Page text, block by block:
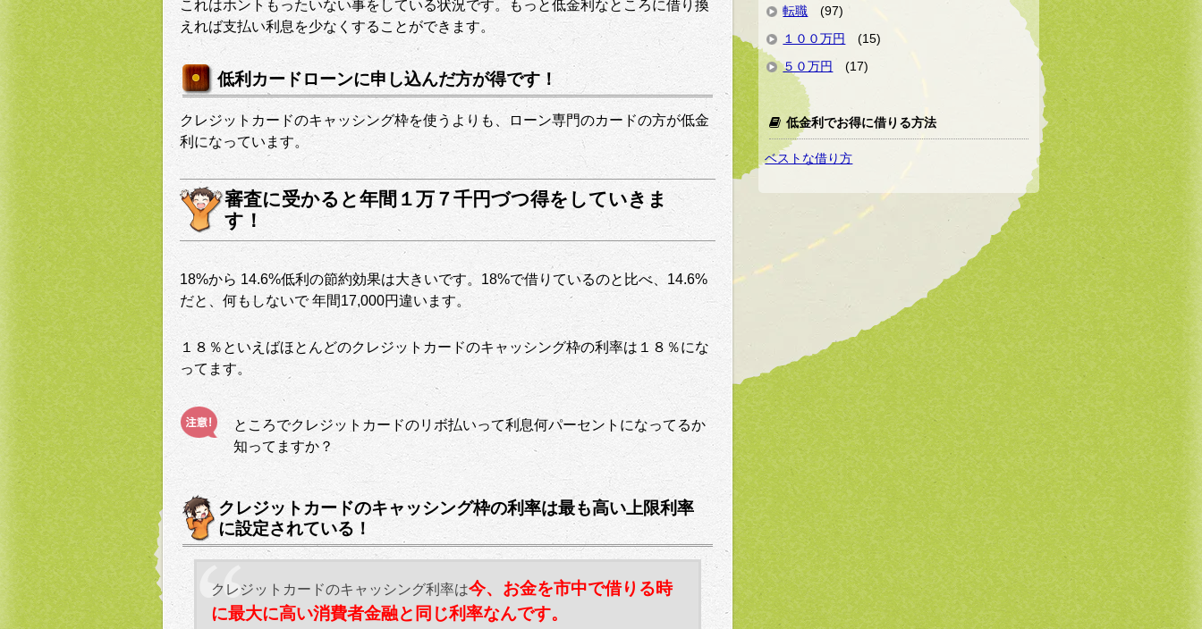
これはホントもったいない事をしている状況です。もっと低金利なところに借り換
えれば支払い利息を少なくすることができます。
低利カードローンに申し込んだ方が得です！
クレジットカードのキャッシング枠を使うよりも、ローン専門のカードの方が低金
利になっています。
審査に受かると年間１万７千円づつ得をしていきま
す！
18%から 14.6%低利の節約効果は大きいです。18%で借りているのと比べ、14.6%
だと、何もしないで 年間17,000円違います。
１８％といえばほとんどのクレジットカードのキャッシング枠の利率は１８％にな
ってます。
ところでクレジットカードのリボ払いって利息何パーセントになってるか
知ってますか？
クレジットカードのキャッシング枠の利率は最も高い上限利率
に設定されている！
クレジットカードのキャッシング利率は今、お金を市中で借りる時
に最大に高い消費者金融と同じ利率なんです。
転職
(97)
１００万円
(15)
５０万円
(17)
低金利でお得に借りる方法
ベストな借り方